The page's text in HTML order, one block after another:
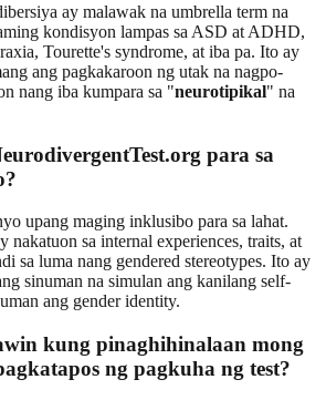
ay malawak na umbrella term na
kondisyon lampas sa ASD at ADHD,
Tourette's syndrome, at iba pa. Ito ay
ang pagkakaroon ng utak na nagpo-
nang iba kumpara sa "neurotipikal" na
para sa
upang maging inklusibo para sa lahat.
nakatuon sa internal experiences, traits, at
sa luma nang gendered stereotypes. Ito ay
sinuman na simulan ang kanilang self-
ang gender identity.
kung pinaghihinalaan mong
ng pagkuha ng test?